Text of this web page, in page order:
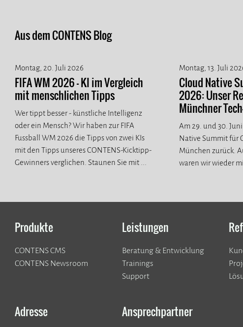
Aus dem CONTENS Blog
Montag, 20. Juli 2026
FIFA WM 2026 - KI im Vergleich
mit menschlichen Tipps
Wer tippt besser - künstliche Intelligenz
oder ein Mensch? Wir haben zur FIFA
Fussball WM 2026 die Tipps von zwei KIs
mit den Tipps unseres CONTENS-Kicktipp-
Gewinners verglichen. Staunen Sie mit ...
Montag, 13. Juli
Cloud Native
2026: Unser
Münchner
Am 29. und 30.
Native Summit für
München zurück.
waren wir wieder
Produkte
CONTENS CMS
CONTENS Newsroom
Leistungen
Beratung & Entwicklung
Trainings
Support
Adresse Ansprechpartner